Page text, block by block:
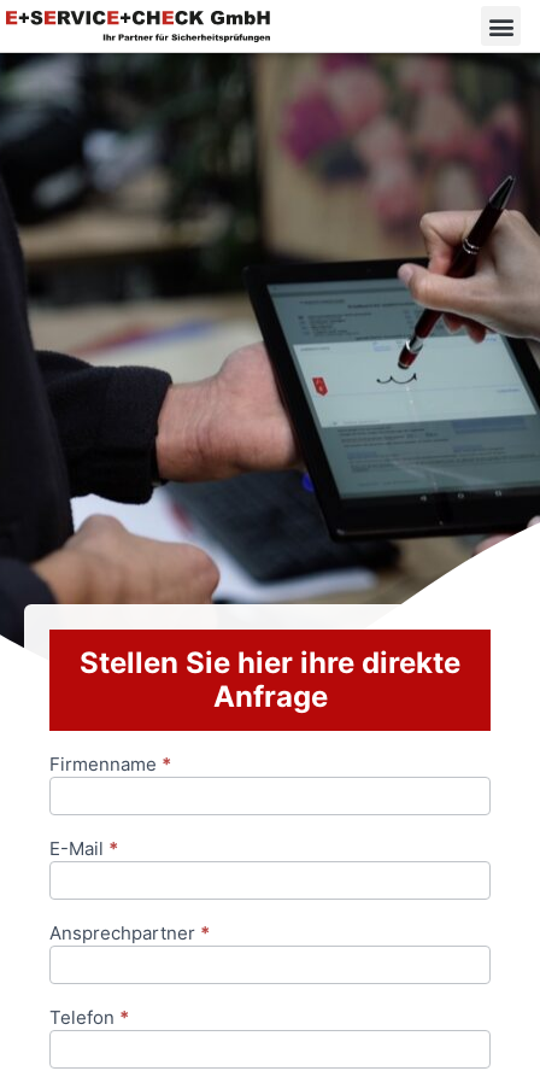
Stellen Sie hier ihre direkte
Anfrage
Anfrageformular
Firmenname *
E-Mail *
Ansprechpartner *
Telefon *